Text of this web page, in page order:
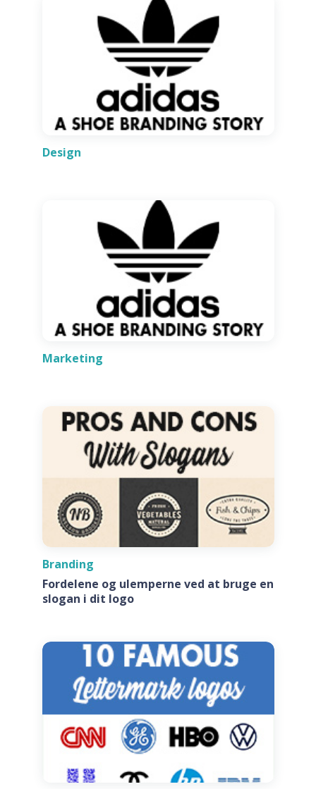
Design
Marketing
Branding
Fordelene og ulemperne ved at bruge en
slogan i dit logo